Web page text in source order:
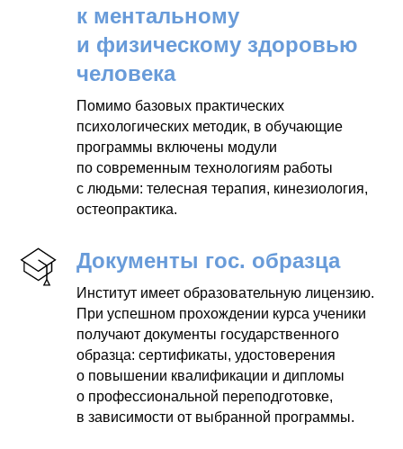
к ментальному
и физическому здоровью
человека
Помимо базовых практических
психологических методик, в обучающие
программы включены модули
по современным технологиям работы
с людьми: телесная терапия, кинезиология,
остеопрактика.
Документы гос. образца
Институт имеет образовательную лицензию.
При успешном прохождении курса ученики
получают документы государственного
образца: сертификаты, удостоверения
о повышении квалификации и дипломы
о профессиональной переподготовке,
в зависимости от выбранной программы.